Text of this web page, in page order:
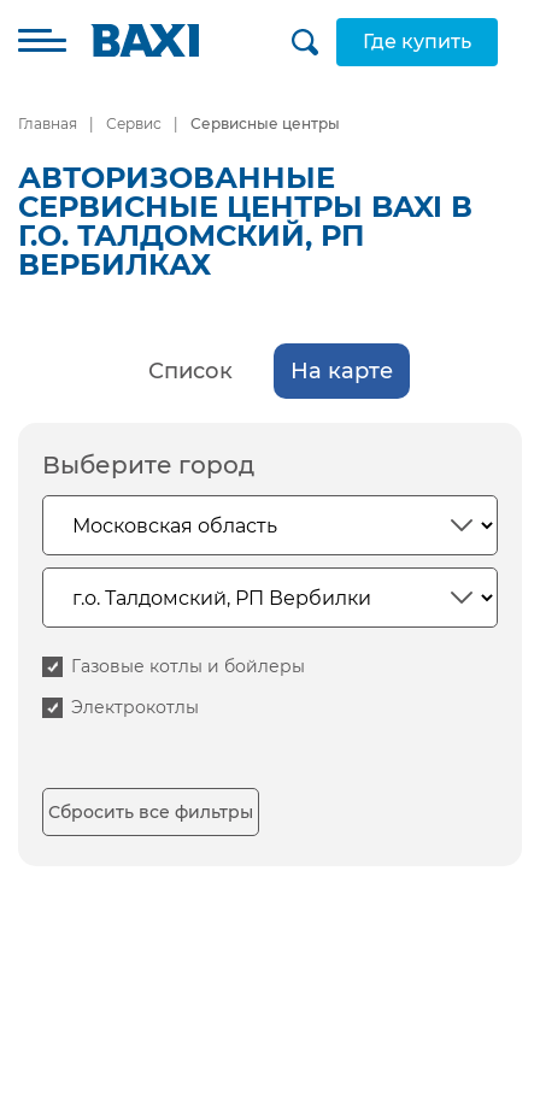
Где купить
Главная Сервис Сервисные центры
АВТОРИЗОВАННЫЕ
СЕРВИСНЫЕ ЦЕНТРЫ BAXI В
Г.О. ТАЛДОМСКИЙ, РП
ВЕРБИЛКАХ
Список На карте
Выберите город
Газовые котлы и бойлеры
Электрокотлы
Сбросить все фильтры